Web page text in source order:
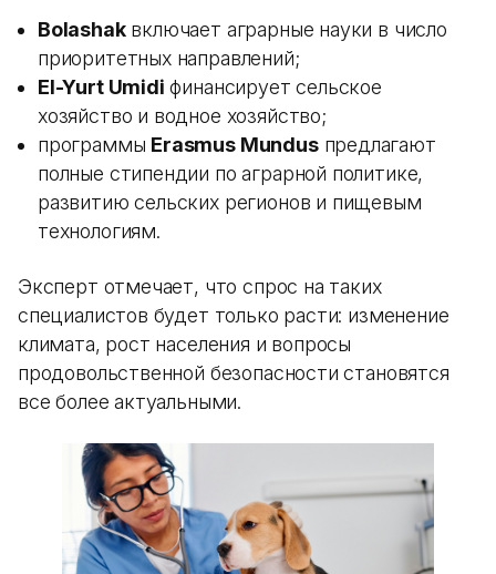
Bolashakвключает аграрные науки в число
приоритетных направлений;
El-Yurt Umidi финансирует сельское
хозяйство и водное хозяйство;
программы Erasmus Mundusпредлагают
полные стипендии по аграрной политике,
развитию сельских регионов и пищевым
технологиям.
Эксперт отмечает, что спрос на таких
специалистов будет только расти: изменение
климата, рост населения и вопросы
продовольственной безопасности становятся
все более актуальными.